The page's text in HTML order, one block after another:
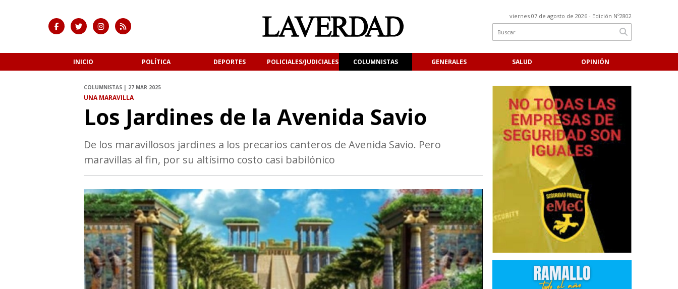
viernes 07 de agosto de 2026 - Edición Nº2802
INICIO POLÍTICA DEPORTES POLICIALES/JUDICIALES COLUMNISTAS GENERALES SALUD OPINIÓN
COLUMNISTAS | 27 MAR 2025
UNA MARAVILLA
Los Jardines de la Avenida Savio
De los maravillosos jardines a los precarios canteros de Avenida Savio. Pero
maravillas al fin, por su altísimo costo casi babilónico